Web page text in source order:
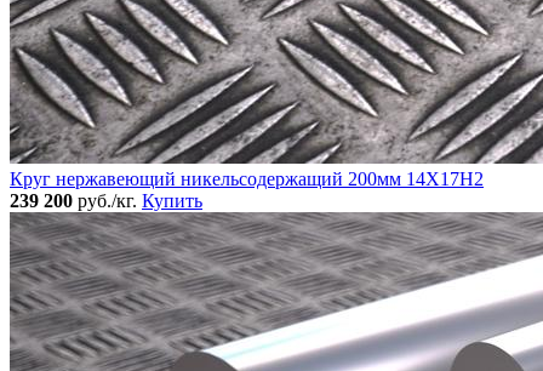
Круг нержавеющий никельсодержащий 200мм 14Х17Н2
239 200 руб./кг. Купить